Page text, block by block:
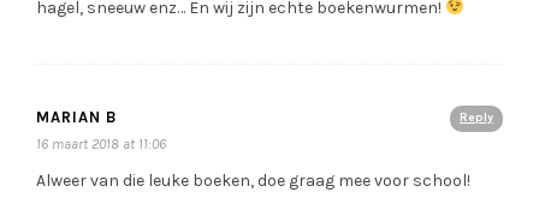
hagel, sneeuw enz… En wij zijn echte boekenwurmen!
Reply
MARIAN B
16 maart 2018 at 11:06
Alweer van die leuke boeken, doe graag mee voor school!